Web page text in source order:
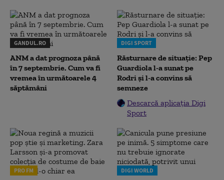
GANDUL.RO
ANM a dat prognoza până
în 7 septembrie. Cum va fi
vremea în următoarele 4
săptămâni
DIGI SPORT
Răsturnare de situație: Pep
Guardiola l-a sunat pe
Rodri și l-a convins să
semneze
Descarcă aplicația Digi
Sport
PRO FM DIGI WORLD